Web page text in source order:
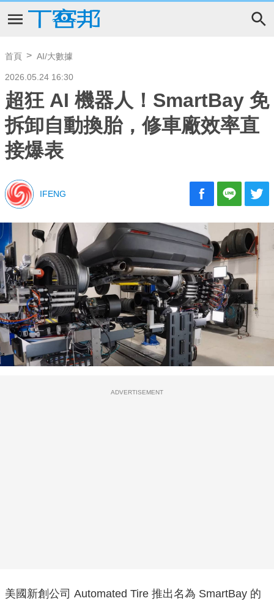
首頁 AI/大數據
2026.05.24 16:30
超狂 AI 機器人！SmartBay 免
拆卸自動換胎，修車廠效率直
接爆表
IFENG
ADVERTISEMENT
美國新創公司 Automated Tire 推出名為 SmartBay 的